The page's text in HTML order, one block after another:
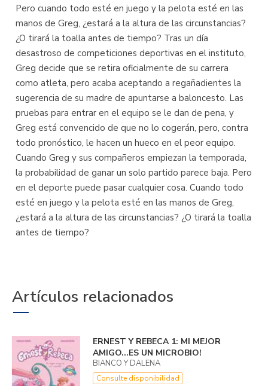
Pero cuando todo esté en juego y la pelota esté en las
manos de Greg, ¿estará a la altura de las circunstancias?
¿O tirará la toalla antes de tiempo? Tras un día
desastroso de competiciones deportivas en el instituto,
Greg decide que se retira oficialmente de su carrera
como atleta, pero acaba aceptando a regañadientes la
sugerencia de su madre de apuntarse a baloncesto. Las
pruebas para entrar en el equipo se le dan de pena, y
Greg está convencido de que no lo cogerán, pero, contra
todo pronóstico, le hacen un hueco en el peor equipo.
Cuando Greg y sus compañeros empiezan la temporada,
la probabilidad de ganar un solo partido parece baja. Pero
en el deporte puede pasar cualquier cosa. Cuando todo
esté en juego y la pelota esté en las manos de Greg,
¿estará a la altura de las circunstancias? ¿O tirará la toalla
antes de tiempo?
Artículos relacionados
ERNEST Y REBECA 1: MI MEJOR
AMIGO...­ES UN MICROBIO!
BIANCO Y DALENA
Consulte disponibilidad